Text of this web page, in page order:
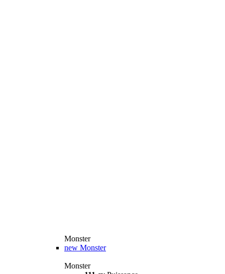
Monster
new Monster
Monster